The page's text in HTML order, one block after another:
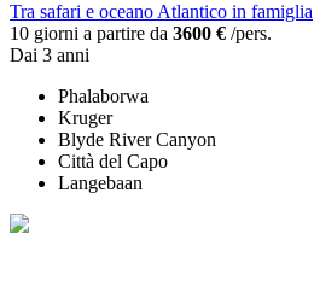
Tra safari e oceano Atlantico in famiglia
10 giorni a partire da 3600 € /pers.
Dai 3 anni
Phalaborwa
Kruger
Blyde River Canyon
Città del Capo
Langebaan